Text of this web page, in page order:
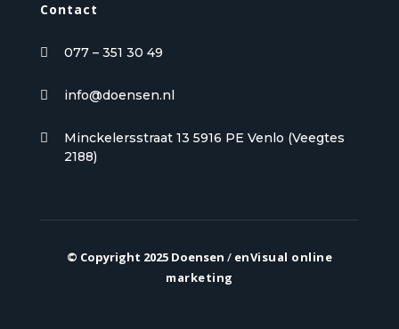
Contact
 077 – 351 30 49
 info@doensen.nl

Minckelersstraat 13 5916 PE Venlo (Veegtes
2188)
© Copyright 2025 Doensen / enVisual online
marketing